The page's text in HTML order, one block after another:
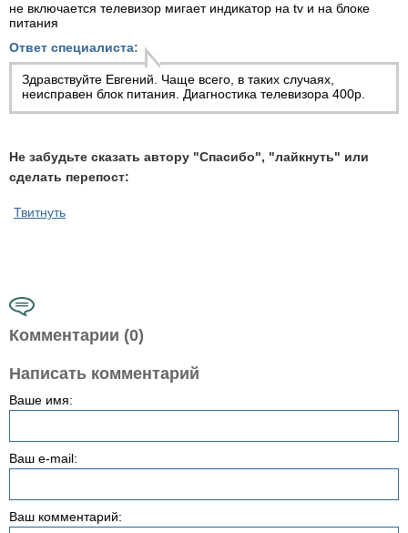
не включается телевизор мигает индикатор на tv и на блоке
питания
Ответ специалиста:
Здравствуйте Евгений. Чаще всего, в таких случаях,
неисправен блок питания. Диагностика телевизора 400р.
Не забудьте сказать автору "Спасибо", "лайкнуть" или
сделать перепост:
Твитнуть
Комментарии (0)
Написать комментарий
Ваше имя:
Ваш e-mail:
Ваш комментарий: